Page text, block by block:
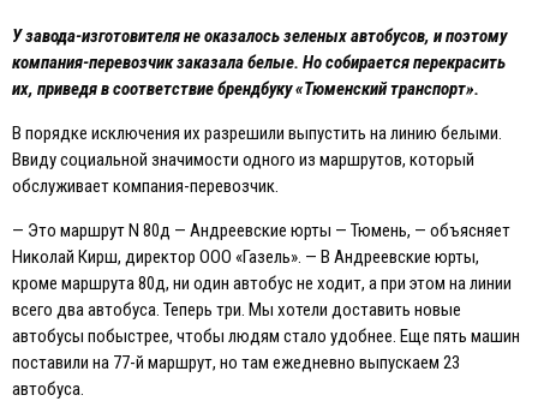
У завода-изготовителя не оказалось зеленых автобусов, и поэтому
компания-перевозчик заказала белые. Но собирается перекрасить
их, приведя в соответствие брендбуку «Тюменский транспорт».
В порядке исключения их разрешили выпустить на линию белыми.
Ввиду социальной значимости одного из маршрутов, который
обслуживает компания-перевозчик.
— Это маршрут N 80д — Андреевские юрты — Тюмень, — объясняет
Николай Кирш, директор ООО «Газель». — В Андреевские юрты,
кроме маршрута 80д, ни один автобус не ходит, а при этом на линии
всего два автобуса. Теперь три. Мы хотели доставить новые
автобусы побыстрее, чтобы людям стало удобнее. Eще пять машин
поставили на 77-й маршрут, но там ежедневно выпускаем 23
автобуса.